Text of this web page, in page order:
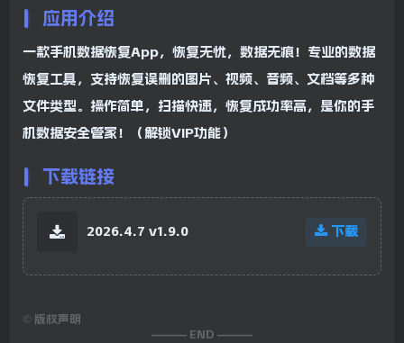
应用介绍
一款手机数据恢复App，恢复无忧，数据无痕！专业的数据
恢复工具，支持恢复误删的图片、视频、音频、文档等多种
文件类型。操作简单，扫描快速，恢复成功率高，是你的手
机数据安全管家！（解锁VIP功能）
下载链接
2026.4.7 v1.9.0 下载
© 版权声明
——— END ———